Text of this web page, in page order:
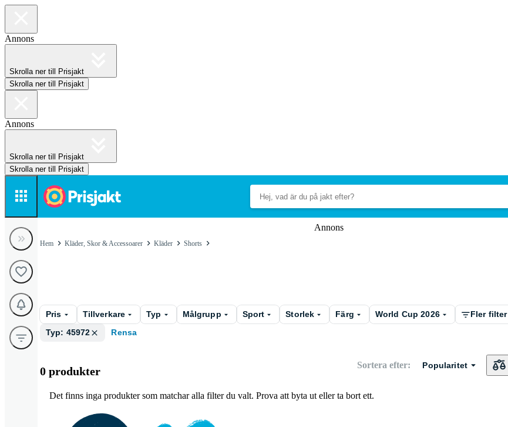
Annons
Skrolla ner till Prisjakt
Skrolla ner till Prisjakt
Annons
Skrolla ner till Prisjakt
Skrolla ner till Prisjakt
Annons
Hem Kläder, Skor & Accessoarer Kläder Shorts
Pris Tillverkare Typ Målgrupp Sport Storlek Färg World Cup 2026
Fler filter
Typ: 45972
Rensa
0 produkter Sortera efter: Popularitet
Det finns inga produkter som matchar alla filter du valt. Prova att byta ut eller ta bort ett.